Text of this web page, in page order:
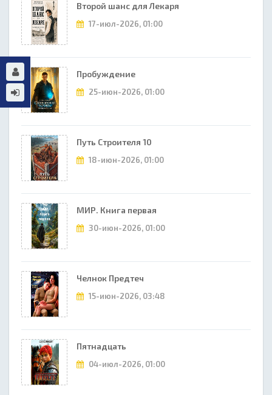
Второй шанс для Лекаря
17-июл-2026, 01:00
Пробуждение
25-июн-2026, 01:00
Путь Строителя 10
18-июн-2026, 01:00
МИР. Книга первая
30-июн-2026, 01:00
Челнок Предтеч
15-июн-2026, 03:48
Пятнадцать
04-июл-2026, 01:00